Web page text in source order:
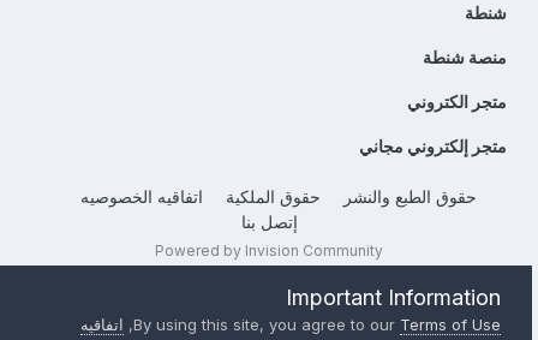
شنطة
منصة شنطة
متجر الكتروني
متجر إلكتروني مجاني
حقوق الطبع والنشر حقوق الملكية
اتفاقيه الخصوصيه
إتصل بنا
Powered by Invision Community
Important Information
By using this site, you agree to ourTerms of Use
, اتفاقيه